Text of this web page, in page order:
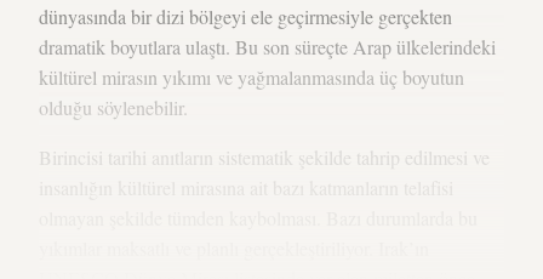
dünyasında bir dizi bölgeyi ele geçirmesiyle gerçekten
dramatik boyutlara ulaştı. Bu son süreçte Arap ülkelerindeki
kültürel mirasın yıkımı ve yağmalanmasında üç boyutun
olduğu söylenebilir.
Birincisi tarihi anıtların sistematik şekilde tahrip edilmesi ve